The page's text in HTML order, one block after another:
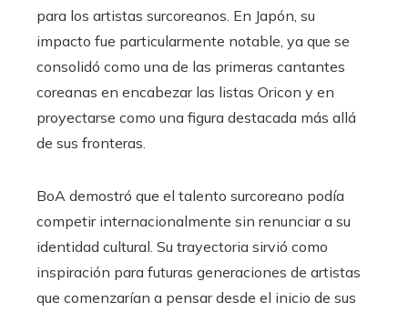
para los artistas surcoreanos. En Japón, su
impacto fue particularmente notable, ya que se
consolidó como una de las primeras cantantes
coreanas en encabezar las listas Oricon y en
proyectarse como una figura destacada más allá
de sus fronteras.
BoA demostró que el talento surcoreano podía
competir internacionalmente sin renunciar a su
identidad cultural. Su trayectoria sirvió como
inspiración para futuras generaciones de artistas
que comenzarían a pensar desde el inicio de sus